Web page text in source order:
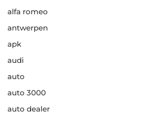
alfa romeo
antwerpen
apk
audi
auto
auto 3000
auto dealer